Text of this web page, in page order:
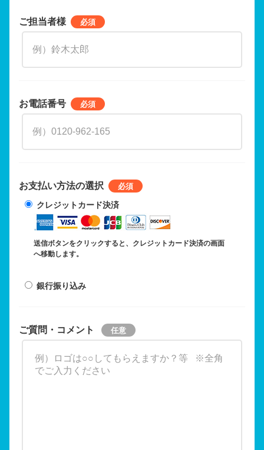
ご担当者様
お電話番号
お支払い方法の選択
クレジットカード決済
送信ボタンをクリックすると、クレジットカード決済の画面
へ移動します。
銀行振り込み
ご質問・コメント